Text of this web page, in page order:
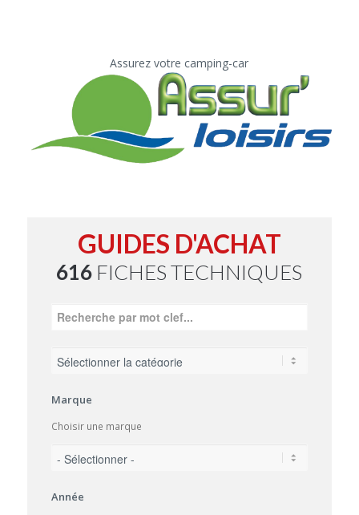
Assurez votre camping-car
GUIDES D'ACHAT
616 FICHES TECHNIQUES
Marque
Choisir une marque
Année